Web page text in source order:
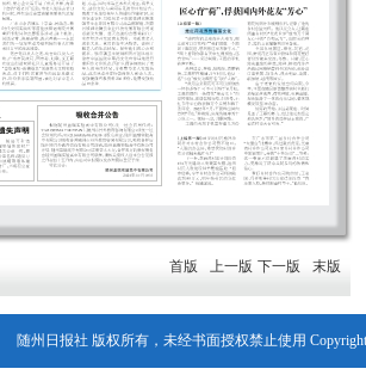
首版 上一版 下一版 末版
随州日报社 版权所有，未经书面授权禁止使用